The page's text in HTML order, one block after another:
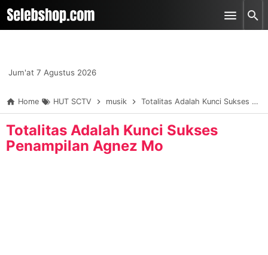
-->
Skip to main content
Jum'at 7 Agustus 2026
Home HUT SCTV musik Totalitas Adalah Kunci Sukses Penampilan Agnez Mo
Totalitas Adalah Kunci Sukses
Penampilan Agnez Mo